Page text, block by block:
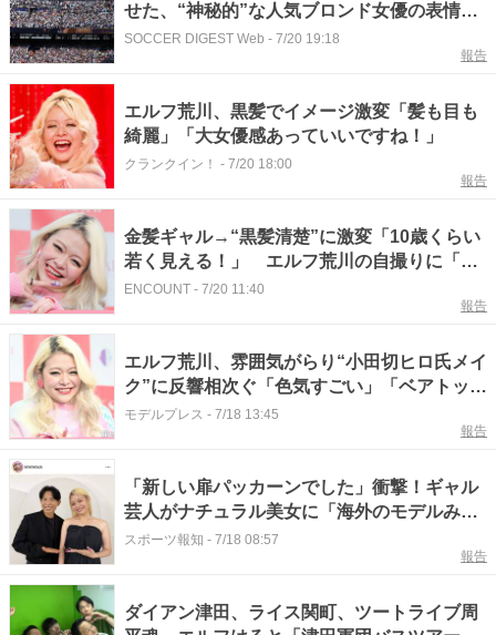
せた、“神秘的”な人気ブロンド女優の表情が
話題「本から飛び出してきたエルフのよう
SOCCER DIGEST Web - 7/20 19:18
報告
エルフ荒川、黒髪でイメージ激変「髪も目も
綺麗」「大女優感あっていいですね！」
クランクイン！ - 7/20 18:00
報告
金髪ギャル→“黒髪清楚”に激変「10歳くらい
若く見える！」 エルフ荒川の自撮りに「美
女発見」と絶賛の声
ENCOUNT - 7/20 11:40
報告
エルフ荒川、雰囲気がらり“小田切ヒロ氏メイ
ク”に反響相次ぐ「色気すごい」「ベアトップ
ドレスも似合ってる」
モデルプレス - 7/18 13:45
報告
「新しい扉パッカーンでした」衝撃！ギャル
芸人がナチュラル美女に「海外のモデルみた
い」「ポテンシャル」エルフ・荒川
スポーツ報知 - 7/18 08:57
報告
ダイアン津田、ライス関町、ツートライブ周